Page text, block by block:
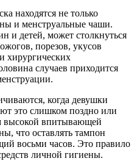
находятся не только
и менструальные чаши.
и детей, может столкнуться
порезов, укусов
хирургических
случаев приходится
когда девушки
это слишком поздно или
высокой впитывающей
что оставлять тампон
восьми часов. Это правило
личной гигиены.